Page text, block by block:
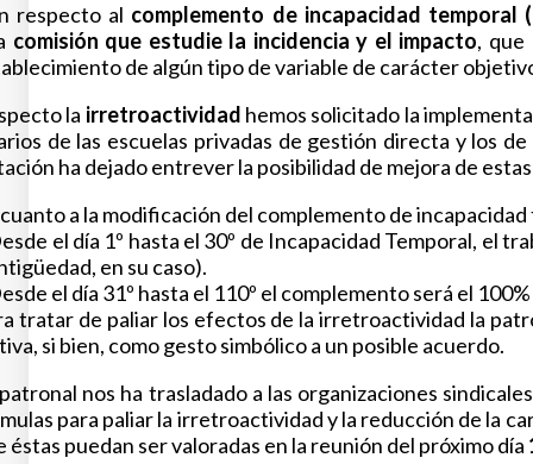
respecto al complemento de incapacidad temporal
comisión que estudie la incidencia y el impacto, que
de algún tipo de variable de carácter
la irretroactividad hemos solicitado la
de las escuelas privadas de gestión directa y los
ha dejado entrever la posibilidad de mejora de
a la modificación del complemento de
el día 1º hasta el 30º de Incapacidad Temporal, el
en su caso).
el día 31º hasta el 110º el complemento será el
tratar de paliar los efectos de la irretroactividad la
si bien, como gesto simbólico a un posible acuerdo.
nos ha trasladado a las organizaciones
para paliar la irretroactividad y la reducción de la
éstas puedan ser valoradas en la reunión del próximo día